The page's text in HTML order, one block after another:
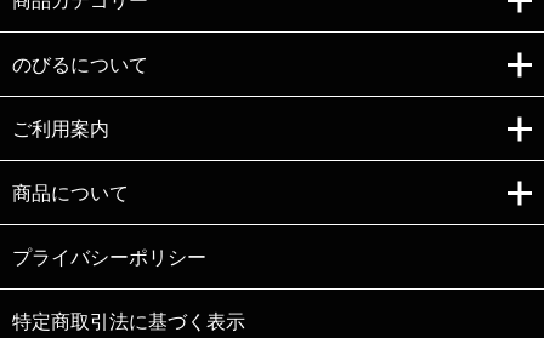
のびるについて
ご利用案内
商品について
プライバシーポリシー
特定商取引法に基づく表示
Copyright (C)e-nobiru All right reserved.